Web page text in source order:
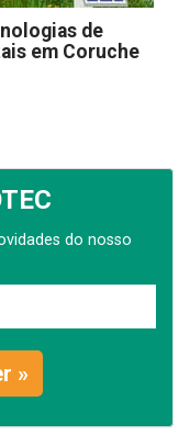
de
em Coruche
do nosso
»